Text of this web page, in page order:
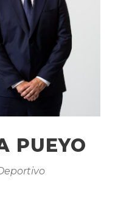
PUEYO